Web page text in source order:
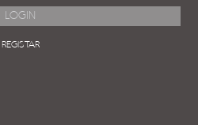
REGISTAR